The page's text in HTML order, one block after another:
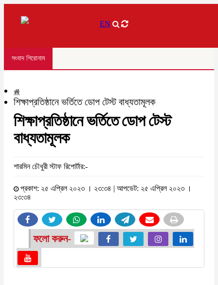
EN
সংবাদ শিরোনাম
শিক্ষাপ্রতিষ্ঠানে ভর্তিতে ডোপ টেস্ট বাধ্যতামূলক
শিক্ষাপ্রতিষ্ঠানে ভর্তিতে ডোপ টেস্ট
বাধ্যতামূলক
শারমিন চৌধুরী স্টাফ রিপোর্টার:-
প্রকাশ: ২৫ এপ্রিল ২০২৩ । ২৩:৩৪ | আপডেট: ২৫ এপ্রিল ২০২৩ ।
২৩:৩৪
ফলো করুন-